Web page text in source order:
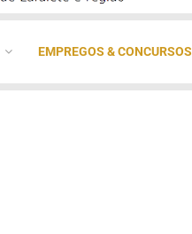
EMPREGOS & CONCURSOS